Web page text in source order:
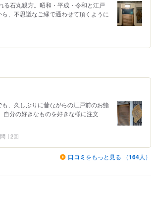
石丸親方。昭和・平成・令和と江戸
、不思議なご縁で通わせて頂くように
、久しぶりに昔ながらの江戸前のお鮨
分の好きなものを好きな様に注文
2回
口コミ をもっと見る （164人）